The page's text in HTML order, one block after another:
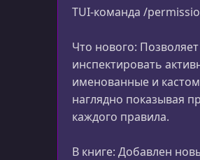
TUI-команда /
Что нового: Позволяет
инспектировать
именованные и
наглядно показывая
каждого правила.
В книге: Добавлен